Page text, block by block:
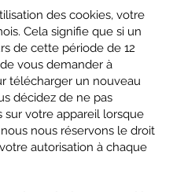
des cookies, votre
Cela signifie que si un
de cette période de 12
vous demander à
télécharger un nouveau
décidez de ne pas
votre appareil lorsque
nous réservons le droit
autorisation à chaque